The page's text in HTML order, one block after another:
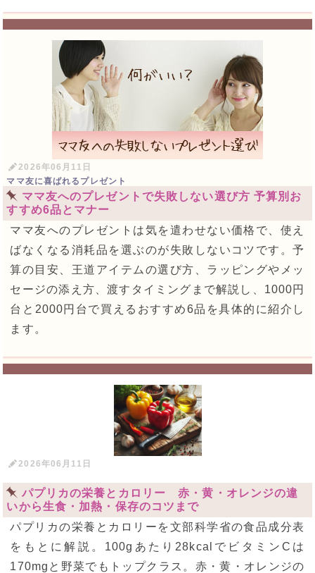
2026年06月11日
ママ友に喜ばれるプレゼント
ママ友へのプレゼントで失敗しない選び方 予算別お
すすめ6品とマナー
ママ友へのプレゼントは気を遣わせない価格で、使え
ばなくなる消耗品を選ぶのが失敗しないコツです。予
算の目安、王道アイテムの選び方、ラッピングやメッ
セージの添え方、渡すタイミングまで解説し、1000円
台と2000円台で買えるおすすめ6品を具体的に紹介し
ます。
2026年06月11日
パプリカの栄養とカロリー 赤・黄・オレンジの違
いから生食・加熱・保存のコツまで
パプリカの栄養とカロリーを文部科学省の食品成分表
をもとに解説。100gあたり28kcalでビタミンCは
170mgと野菜でもトップクラス。赤・黄・オレンジの